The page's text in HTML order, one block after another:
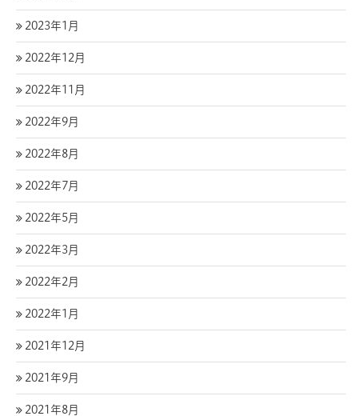
2023年1月
2022年12月
2022年11月
2022年9月
2022年8月
2022年7月
2022年5月
2022年3月
2022年2月
2022年1月
2021年12月
2021年9月
2021年8月